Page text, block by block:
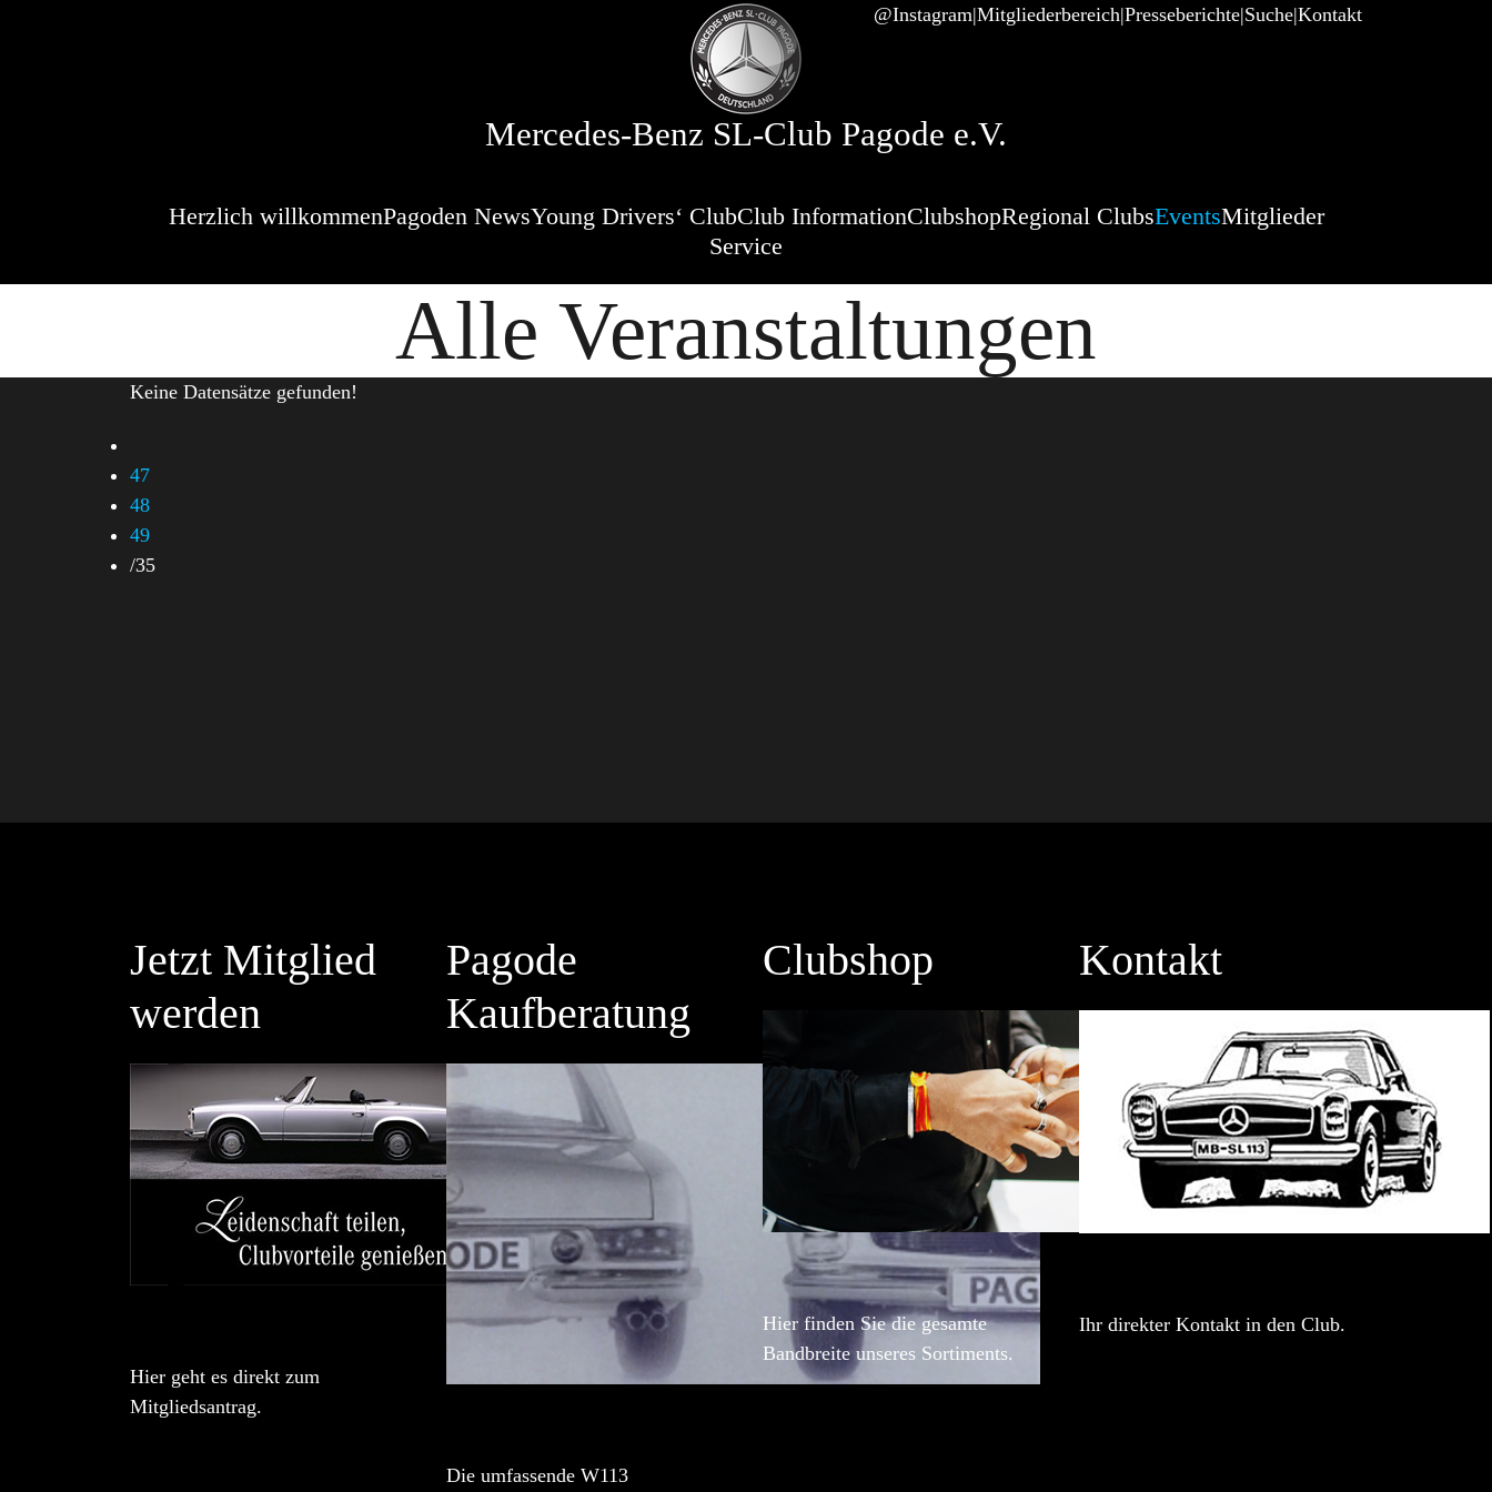
@Instagram Mitgliederbereich Presseberichte Suche Kontakt
Mercedes-Benz SL-Club Pagode e.V.
Herzlich willkommenPagoden NewsYoung Drivers‘ ClubClub InformationClubshopRegional ClubsEventsMitglieder
Service
Alle Veranstaltungen
Keine Datensätze gefunden!
47
48
49
/35
Jetzt Mitglied
werden
Hier geht es direkt zum
Mitgliedsantrag.
Pagode
Kaufberatung
Die umfassende W113
Clubshop
Hier finden Sie die gesamte
Bandbreite unseres Sortiments.
Kontakt
Ihr direkter Kontakt in den Club.